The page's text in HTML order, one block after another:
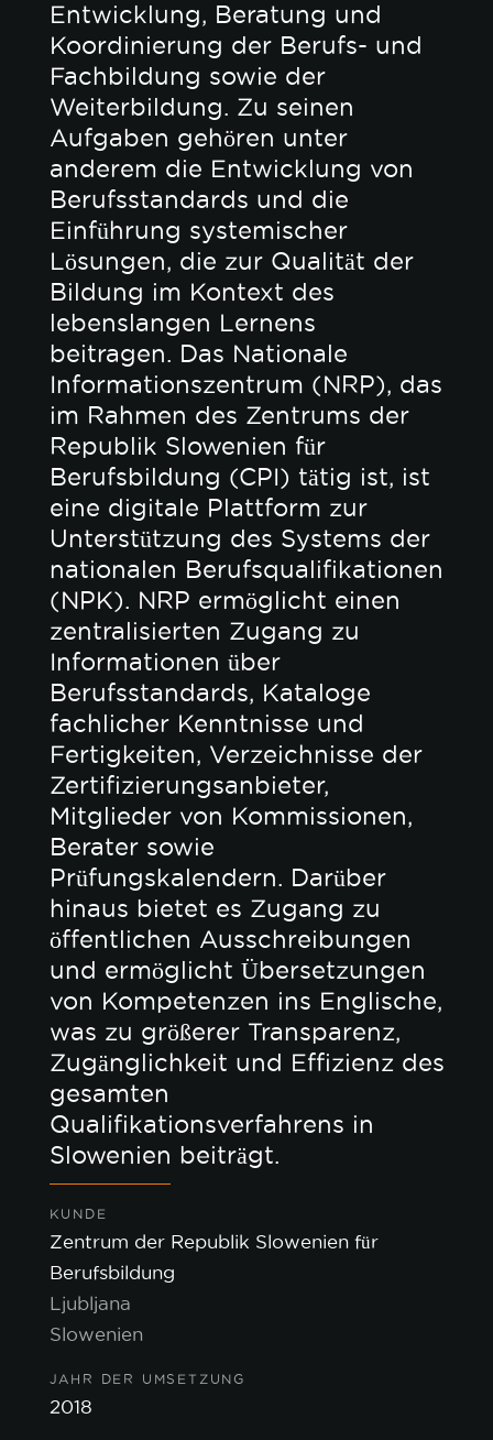
Entwicklung, Beratung und
Koordinierung der Berufs- und
Fachbildung sowie der
Weiterbildung. Zu seinen
Aufgaben gehören unter
anderem die Entwicklung von
Berufsstandards und die
Einführung systemischer
Lösungen, die zur Qualität der
Bildung im Kontext des
lebenslangen Lernens
beitragen. Das Nationale
Informationszentrum (NRP), das
im Rahmen des Zentrums der
Republik Slowenien für
Berufsbildung (CPI) tätig ist, ist
eine digitale Plattform zur
Unterstützung des Systems der
nationalen Berufsqualifikationen
(NPK). NRP ermöglicht einen
zentralisierten Zugang zu
Informationen über
Berufsstandards, Kataloge
fachlicher Kenntnisse und
Fertigkeiten, Verzeichnisse der
Zertifizierungsanbieter,
Mitglieder von Kommissionen,
Berater sowie
Prüfungskalendern. Darüber
hinaus bietet es Zugang zu
öffentlichen Ausschreibungen
und ermöglicht Übersetzungen
von Kompetenzen ins Englische,
was zu größerer Transparenz,
Zugänglichkeit und Effizienz des
gesamten
Qualifikationsverfahrens in
Slowenien beiträgt.
KUNDE
Zentrum der Republik Slowenien für
Berufsbildung
Ljubljana
Slowenien
JAHR DER UMSETZUNG
2018